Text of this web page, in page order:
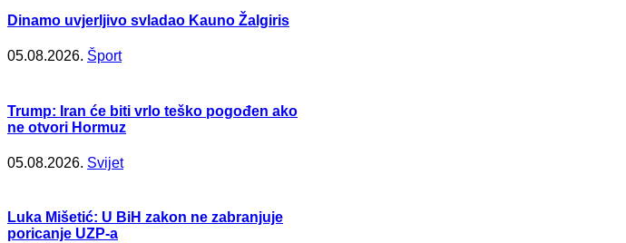
Dinamo uvjerljivo svladao Kauno Žalgiris
05.08.2026. Šport
Trump: Iran će biti vrlo teško pogođen ako
ne otvori Hormuz
05.08.2026. Svijet
Luka Mišetić: U BiH zakon ne zabranjuje
poricanje UZP-a